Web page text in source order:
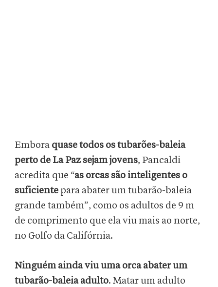
Embora quase todos os tubarões-baleia
perto de La Paz sejam jovens, Pancaldi
acredita que “as orcas são inteligentes o
suficiente para abater um tubarão-baleia
grande também”, como os adultos de 9 m
de comprimento que ela viu mais ao norte,
no Golfo da Califórnia.
Ninguém ainda viu uma orca abater um
tubarão-baleia adulto. Matar um adulto